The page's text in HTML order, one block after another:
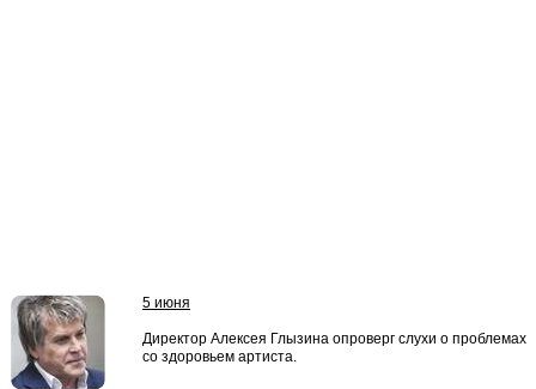
5 июня
Директор Алексея Глызина опроверг слухи о проблемах
со здоровьем артиста.